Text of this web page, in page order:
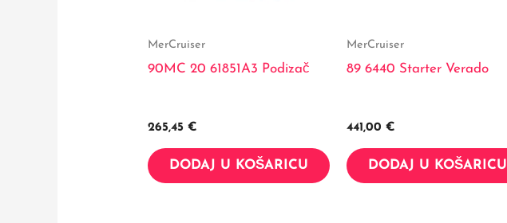
MerCruiser
90MC 20 61851A3 Podizač
265,45€
DODAJ U KOŠARICU
MerCruiser
89 6440 Starter Verado
441,00 €
DODAJ U KOŠARICU